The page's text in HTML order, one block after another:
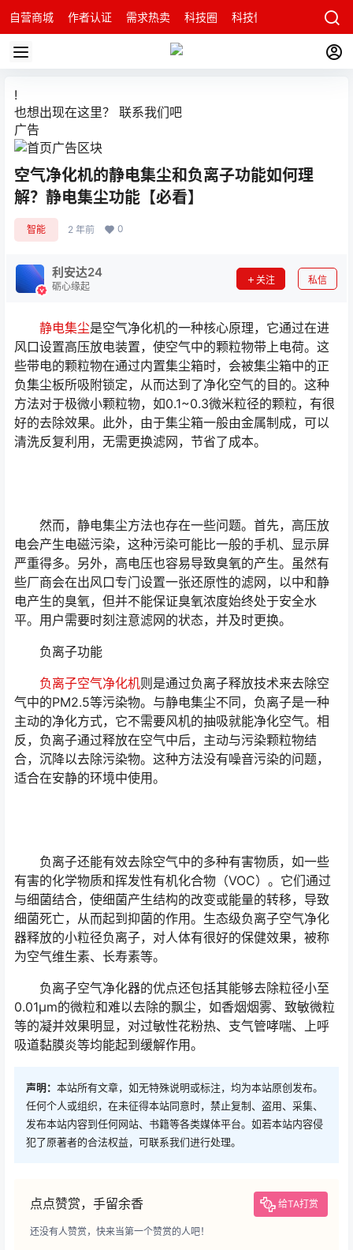
自营商城 作者认证 需求热卖 科技圈 科技快讯 智能科技问
!
也想出现在这里？ 联系我们吧
广告
空气净化机的静电集尘和负离子功能如何理
解？静电集尘功能【必看】
智能 2 年前 0
利安达24
砺心缘起
关注 私信
静电集尘是空气净化机的一种核心原理，它通过在进
风口设置高压放电装置，使空气中的颗粒物带上电荷。这
些带电的颗粒物在通过内置集尘箱时，会被集尘箱中的正
负集尘板所吸附锁定，从而达到了净化空气的目的。这种
方法对于极微小颗粒物，如0.1~0.3微米粒径的颗粒，有很
好的去除效果。此外，由于集尘箱一般由金属制成，可以
清洗反复利用，无需更换滤网，节省了成本。
然而，静电集尘方法也存在一些问题。首先，高压放
电会产生电磁污染，这种污染可能比一般的手机、显示屏
严重得多。另外，高电压也容易导致臭氧的产生。虽然有
些厂商会在出风口专门设置一张还原性的滤网，以中和静
电产生的臭氧，但并不能保证臭氧浓度始终处于安全水
平。用户需要时刻注意滤网的状态，并及时更换。
负离子功能
负离子空气净化机则是通过负离子释放技术来去除空
气中的PM2.5等污染物。与静电集尘不同，负离子是一种
主动的净化方式，它不需要风机的抽吸就能净化空气。相
反，负离子通过释放在空气中后，主动与污染颗粒物结
合，沉降以去除污染物。这种方法没有噪音污染的问题，
适合在安静的环境中使用。
负离子还能有效去除空气中的多种有害物质，如一些
有害的化学物质和挥发性有机化合物（VOC）。它们通过
与细菌结合，使细菌产生结构的改变或能量的转移，导致
细菌死亡，从而起到抑菌的作用。生态级负离子空气净化
器释放的小粒径负离子，对人体有很好的保健效果，被称
为空气维生素、长寿素等。
负离子空气净化器的优点还包括其能够去除粒径小至
0.01μm的微粒和难以去除的飘尘，如香烟烟雾、致敏微粒
等的凝并效果明显，对过敏性花粉热、支气管哮喘、上呼
吸道黏膜炎等均能起到缓解作用。
声明： 本站所有文章，如无特殊说明或标注，均为本站原创发布。
任何个人或组织，在未征得本站同意时，禁止复制、盗用、采集、
发布本站内容到任何网站、书籍等各类媒体平台。如若本站内容侵
犯了原著者的合法权益，可联系我们进行处理。
点点赞赏，手留余香 给TA打赏
还没有人赞赏，快来当第一个赞赏的人吧！